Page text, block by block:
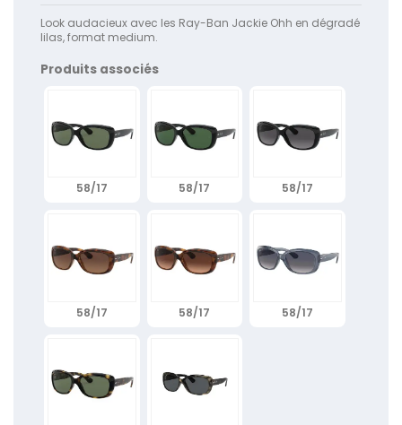
Look audacieux avec les Ray-Ban Jackie Ohh en dégradé
lilas, format medium.
Produits associés
58/17 58/17 58/17
58/17 58/17 58/17